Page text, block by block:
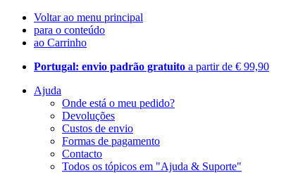
Voltar ao menu principal
para o conteúdo
ao Carrinho
Portugal: envio padrão gratuito a partir de € 99,90
Ajuda
Onde está o meu pedido?
Devoluções
Custos de envio
Formas de pagamento
Contacto
Todos os tópicos em "Ajuda & Suporte"